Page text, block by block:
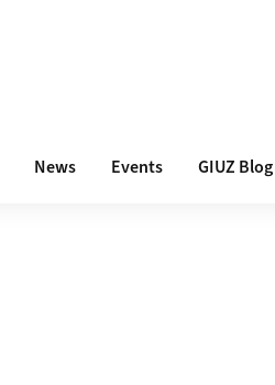
News Events GIUZ Blog